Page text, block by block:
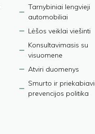
Tarnybiniai lengvieji
automobiliai
Lėšos veiklai viešinti
Konsultavimasis su
visuomene
Atviri duomenys
Smurto ir
prevencijos politika